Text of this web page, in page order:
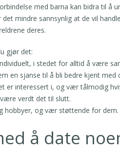
med barna kan bidra til å
mindre sannsynlig at de vil
deres.
gjør det:
i stedet for alltid å være
en sjanse til å bli bedre kjent med
er interessert i, og vær tålmodig
verdt det til slutt.
hobbyer, og vær støttende for
å date